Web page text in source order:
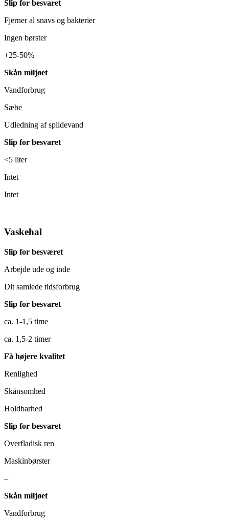
Slip for besvaret
Fjerner al snavs og bakterier
Ingen børster
+25-50%
Skån miljøet
Vandforbrug
Sæbe
Udledning af spildevand
Slip for besvaret
<5 liter
Intet
Intet
Vaskehal
Slip for besværet
Arbejde ude og inde
Dit samlede tidsforbrug
Slip for besvaret
ca. 1-1,5 time
ca. 1,5-2 timer
Få højere kvalitet
Renlighed
Skånsomhed
Holdbarhed
Slip for besvaret
Overfladisk ren
Maskinbørster
–
Skån miljøet
Vandforbrug